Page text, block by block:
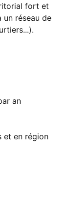
fort et
réseau de
an
et en région